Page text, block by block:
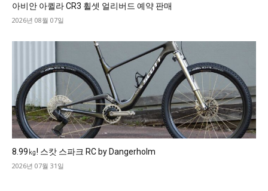
아비안 아퀼라 CR3 휠셋 얼리버드 예약 판매
2026년 08월 07일
8.99㎏! 스캇 스파크 RC by Dangerholm
2026년 07월 31일